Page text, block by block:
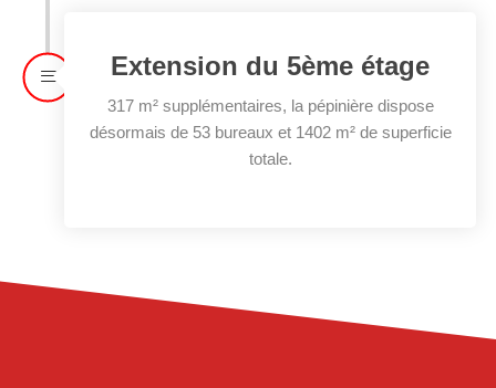
Extension du 5ème étage
317 m² supplémentaires, la pépinière dispose
désormais de 53 bureaux et 1402 m² de superficie
totale.